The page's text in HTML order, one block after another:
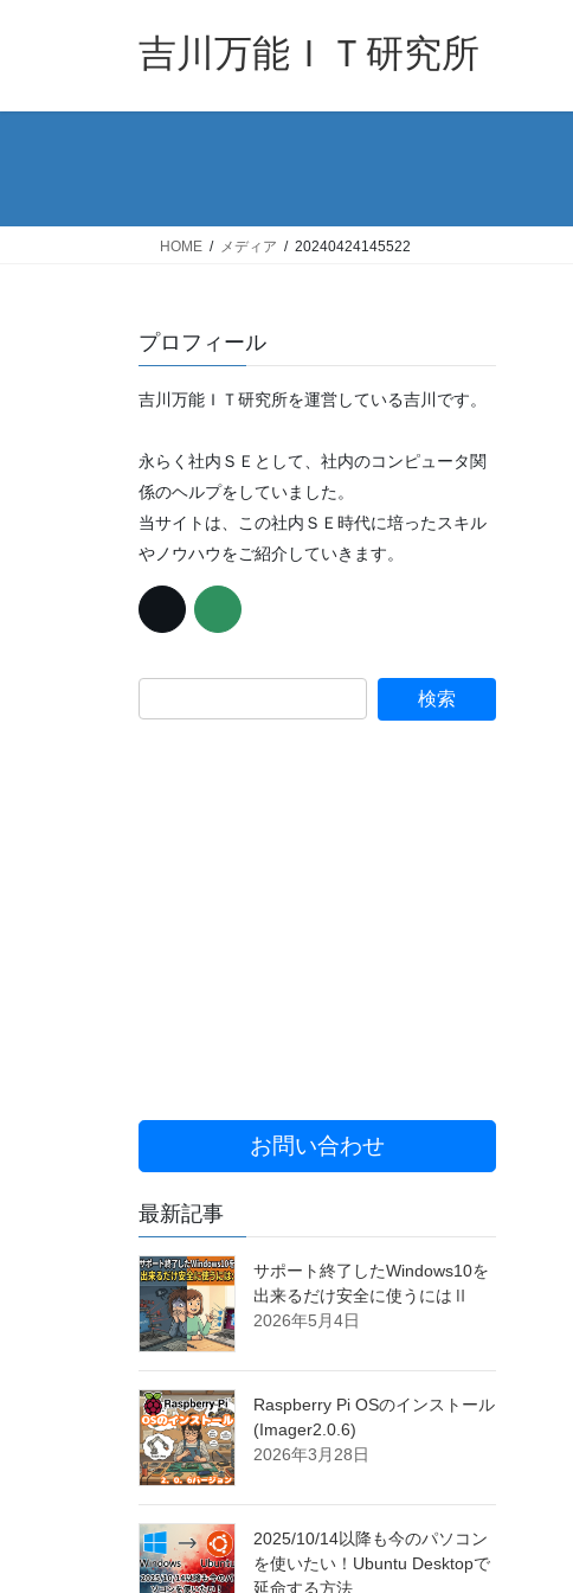
吉川万能ＩＴ研究所
HOME メディア 20240424145522
プロフィール
吉川万能ＩＴ研究所を運営している吉川です。
永らく社内ＳＥとして、社内のコンピュータ関
係のヘルプをしていました。
当サイトは、この社内ＳＥ時代に培ったスキル
やノウハウをご紹介していきます。
お問い合わせ
最新記事
サポート終了したWindows10を
出来るだけ安全に使うにはⅡ
2026年5月4日
Raspberry Pi OSのインストール
(Imager2.0.6)
2026年3月28日
2025/10/14以降も今のパソコン
を使いたい！Ubuntu Desktopで
延命する方法